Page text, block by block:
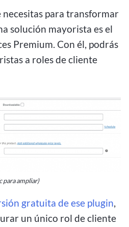
para transformar
solución mayorista es el
Premium. Con él, podrás
a roles de cliente
para ampliar)
gratuita de ese plugin,
un único rol de cliente